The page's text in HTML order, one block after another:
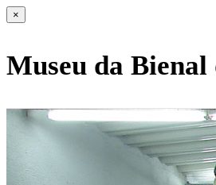
×
Museu da